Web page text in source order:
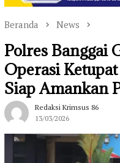
Beranda News
Polres Banggai
Operasi
Siap Amankan
Redaksi Krimsus 86
13/03/2026